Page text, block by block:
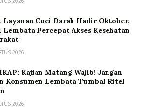
Layanan Cuci Darah Hadir Oktober,
Lembata Percepat Akses Kesehatan
2026
Kajian Matang Wajib! Jangan
Konsumen Lembata Tumbal Ritel
2026